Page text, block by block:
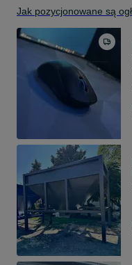
Jak pozycjonowane są